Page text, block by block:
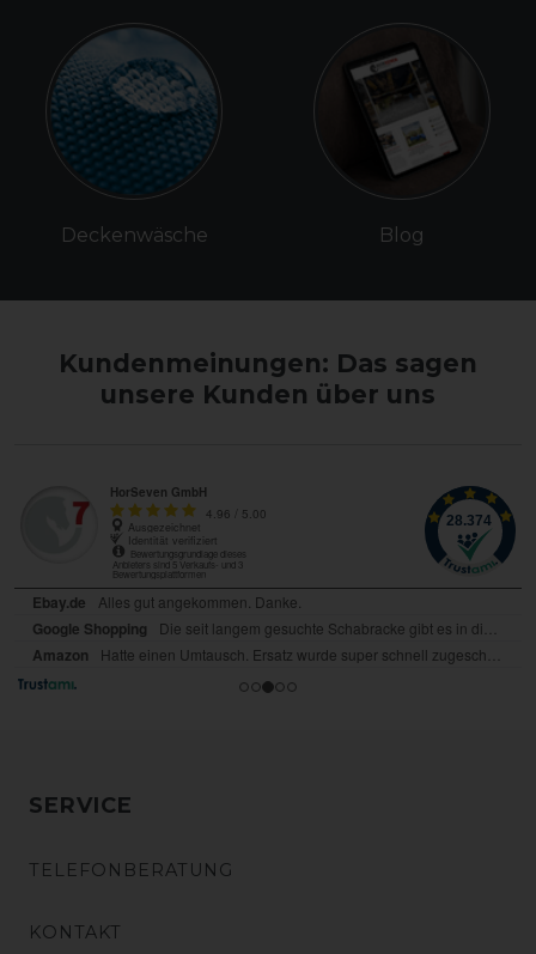
Deckenwäsche Blog
Kundenmeinungen: Das sagen
unsere Kunden über uns
SERVICE
TELEFONBERATUNG
KONTAKT